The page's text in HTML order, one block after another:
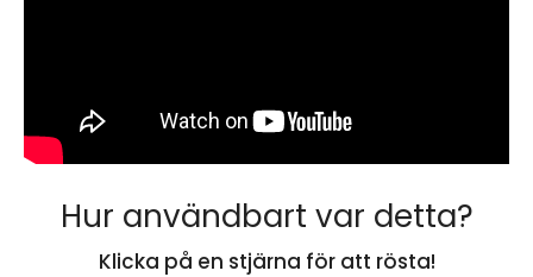
Hur användbart var detta?
Klicka på en stjärna för att rösta!